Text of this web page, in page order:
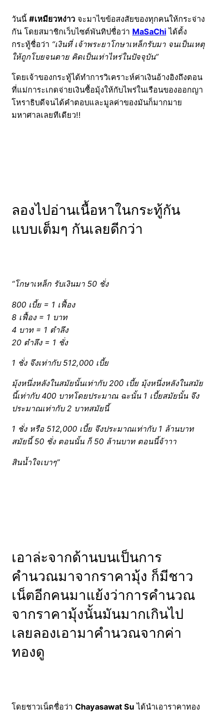
วันนี้ #เหมียวหง่าว จะมาไขข้อสงสัยของทุกคนให้กระจ่าง
กัน โดยสมาชิกเว็บไซต์พันทิปชื่อว่า MaSaChi ได้ตั้ง
กระทู้ชื่อว่า “เงินที่ เจ้าพระยาโกษาเหล็กรับมา จนเป็นเหตุ
ให้ถูกโบยจนตาย คิดเป็นเท่าไหร่ในปัจจุบัน”
โดยเจ้าของกระทู้ได้ทำการวิเคราะห์ค่าเงินอ้างอิงถึงตอน
ที่แม่การะเกดจ่ายเงินซื้อมุ้งให้กับไพร่ในเรือนของออกญา
โหราธิบดีจนได้คำตอบและมูลค่าของมันก็มากมาย
มหาศาลเลยทีเดียว!!
ลองไปอ่านเนื้อหาในกระทู้กัน
แบบเต็มๆ กันเลยดีกว่า
“โกษาเหล็ก รับเงินมา 50 ชั่ง
800 เบี้ย = 1 เฟื้อง
8 เฟื้อง = 1 บาท
4 บาท = 1 ตำลึง
20 ตำลึง = 1 ชั่ง
1 ชั่ง จึงเท่ากับ 512,000 เบี้ย
มุ้งหนึ่งหลังในสมัยนั้นเท่ากับ 200 เบี้ย มุ้งหนึ่งหลังในสมัย
นี้เท่ากับ 400 บาทโดยประมาณ ฉะนั้น 1 เบี้ยสมัยนั้น จึง
ประมาณเท่ากับ 2 บาทสมัยนี้
1 ชั่ง หรือ 512,000 เบี้ย จึงประมาณเท่ากับ 1 ล้านบาท
สมัยนี้ 50 ชั่ง ตอนนั้น ก็ 50 ล้านบาท ตอนนี้จ้าาา
สินน้ำใจเบาๆ”
เอาล่ะจากด้านบนเป็นการ
คำนวณมาจากราคามุ้ง ก็มีชาว
เน็ตอีกคนมาแย้งว่าการคำนวณ
จากราคามุ้งนั้นมันมากเกินไป
เลยลองเอามาคำนวณจากค่า
ทองดู
โดยชาวเน็ตชื่อว่า Chayasawat Su ได้นำเอาราคาทอง